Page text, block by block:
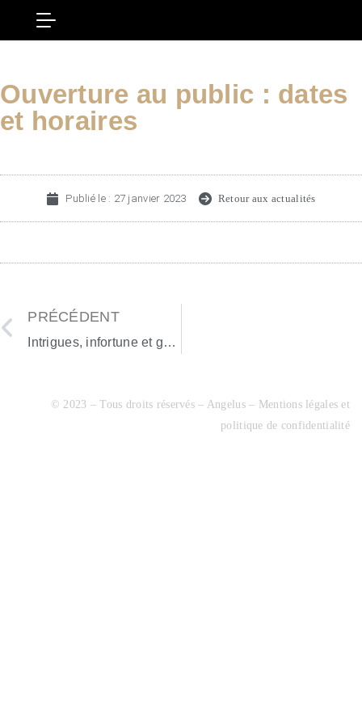
Ouverture au public : dates
et horaires
Publié le : 27 janvier 2023 Retour aux actualités
PRÉCÉDENT
Intrigues, infortune et grand pouvoir
© 2023 – Tous droits réservés – Angelus – Mentions légales et
politique de confidentialité